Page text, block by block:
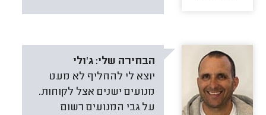
הבחירה שלי: ג'ולי
יוצא לי להחליף לא מעט
מנועים ישנים אצל לקוחות.
על גבי המנועים רשום